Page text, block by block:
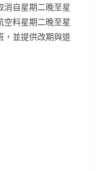
消自星期二晚至星
空料星期二晚至星
，並提供改期與退